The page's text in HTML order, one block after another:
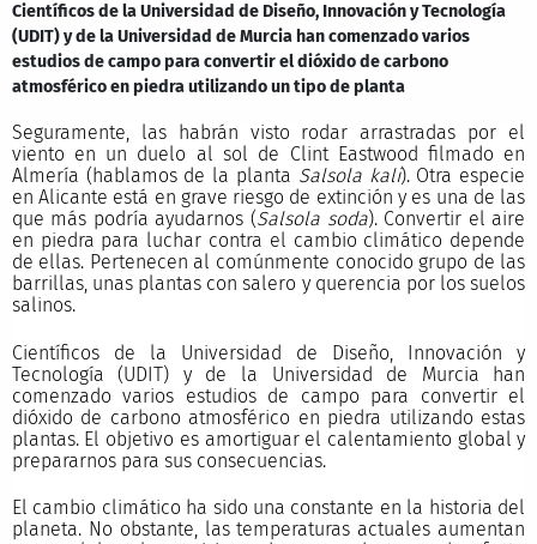
Científicos de la Universidad de Diseño, Innovación y Tecnología
(UDIT) y de la Universidad de Murcia han comenzado varios
estudios de campo para convertir el dióxido de carbono
atmosférico en piedra utilizando un tipo de planta
Seguramente, las habrán visto rodar arrastradas por el
viento en un duelo al sol de Clint Eastwood filmado en
Almería (hablamos de la planta Salsola kali). Otra especie
en Alicante está en grave riesgo de extinción y es una de las
que más podría ayudarnos (Salsola soda). Convertir el aire
en piedra para luchar contra el cambio climático depende
de ellas. Pertenecen al comúnmente conocido grupo de las
barrillas, unas plantas con salero y querencia por los suelos
salinos.
Científicos de la Universidad de Diseño, Innovación y
Tecnología (UDIT) y de la Universidad de Murcia han
comenzado varios estudios de campo para convertir el
dióxido de carbono atmosférico en piedra utilizando estas
plantas. El objetivo es amortiguar el calentamiento global y
prepararnos para sus consecuencias.
El cambio climático ha sido una constante en la historia del
planeta. No obstante, las temperaturas actuales aumentan